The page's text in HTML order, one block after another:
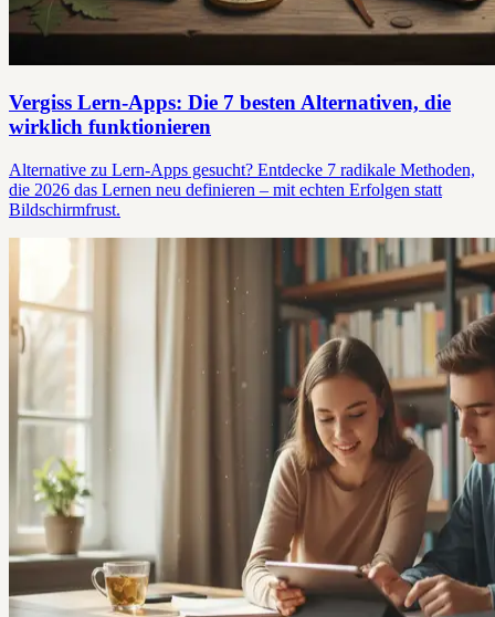
Vergiss Lern-Apps: Die 7 besten Alternativen, die
wirklich funktionieren
Alternative zu Lern-Apps gesucht? Entdecke 7 radikale Methoden,
die 2026 das Lernen neu definieren – mit echten Erfolgen statt
Bildschirmfrust.